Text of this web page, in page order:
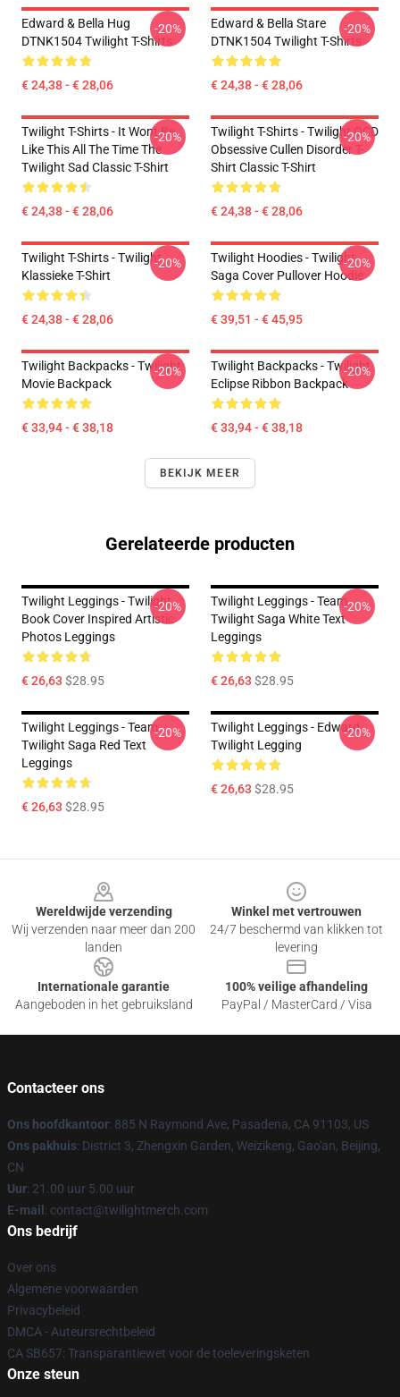
Edward & Bella Hug
DTNK1504 Twilight T-Shirts
€ 24,38 - € 28,06
-20%
Edward & Bella Stare
DTNK1504 Twilight T-Shirts
€ 24,38 - € 28,06
-20%
Twilight T-Shirts - It Wont Be
Like This All The Time The
Twilight Sad Classic T-Shirt
€ 24,38 - € 28,06
-20%
Twilight T-Shirts - Twilight OCD
Obsessive Cullen Disorder T-
Shirt Classic T-Shirt
€ 24,38 - € 28,06
-20%
Twilight T-Shirts - Twilight
Klassieke T-Shirt
€ 24,38 - € 28,06
-20%
Twilight Hoodies - Twilight
Saga Cover Pullover Hoodie
€ 39,51 - € 45,95
-20%
Twilight Backpacks - Twilight
Movie Backpack
€ 33,94 - € 38,18
-20%
Twilight Backpacks - Twilight
Eclipse Ribbon Backpack
€ 33,94 - € 38,18
-20%
BEKIJK MEER
Gerelateerde producten
Twilight Leggings - Twilight
Book Cover Inspired Artistic
Photos Leggings
€ 26,63 $28.95
-20%
Twilight Leggings - Team
Twilight Saga White Text
Leggings
€ 26,63 $28.95
-20%
Twilight Leggings - Team
Twilight Saga Red Text
Leggings
€ 26,63 $28.95
-20%
Twilight Leggings - Edward
Twilight Legging
€ 26,63 $28.95
-20%
Wereldwijde verzending
Wij verzenden naar meer dan 200
landen
Winkel met vertrouwen
24/7 beschermd van klikken tot
levering
Internationale garantie
Aangeboden in het gebruiksland
100% veilige afhandeling
PayPal / MasterCard / Visa
Contacteer ons
Ons hoofdkantoor: 885 N Raymond Ave, Pasadena, CA 91103, US
Ons pakhuis: District 3, Zhengxin Garden, Weizikeng, Gao'an, Beijing,
CN
Uur: 21.00 uur 5.00 uur
E-mail : contact@twilightmerch.com
Ons bedrijf
Over ons
Algemene voorwaarden
Privacybeleid
DMCA - Auteursrechtbeleid
CA SB657: Transparantiewet voor de toeleveringsketen
Onze steun